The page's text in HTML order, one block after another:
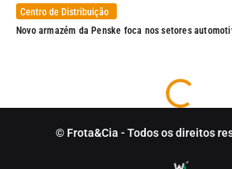
Centro de Distribuição
Novo armazém da Penske foca nos setores
© Frota&Cia - Todos os direitos